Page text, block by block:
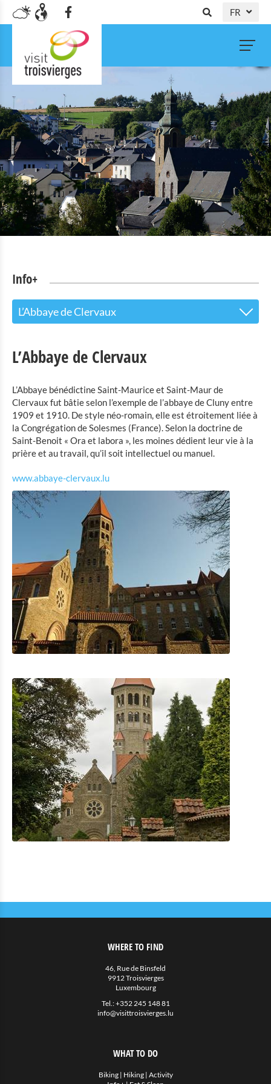
FR
NL
EN
Info+
L’Abbaye de Clervaux
Attractions touristiques
Parc Naturel de l'Our
La maison du Parc Naturel de l’Our à Hosingen
L’exposition « The Family of Man » à Clervaux
Château de Vianden
Le musée rural de Binsfeld
La mine de cuivre à Stolzembourg
L’Abbaye de Clervaux
Le Golf de Clervaux
L’AquaNat’Our à Hosingen
Park Sënnesräich Lullange
Culture & musées
Shopping
Location de Vélo
Activités intérieures
Eat & Sleep
Agenda
Actualités
L’Abbaye de Clervaux
L’Abbaye bénédictine Saint-Maurice et Saint-Maur de
Clervaux fut bâtie selon l’exemple de l’abbaye de Cluny entre
1909 et 1910. De style néo-romain, elle est étroitement liée à
la Congrégation de Solesmes (France). Selon la doctrine de
Saint-Benoit « Ora et labora », les moines dédient leur vie à la
prière et au travail, qu’il soit intellectuel ou manuel.
www.abbaye-clervaux.lu
WHERE TO FIND
46, Rue de Binsfeld
9912 Troisvierges
Luxembourg
Tel.:+352 245 148 81
info@visittroisvierges.lu
WHAT TO DO
Biking| Hiking| Activity